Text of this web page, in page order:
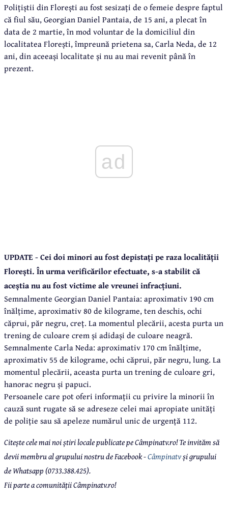
Polițiștii din Florești au fost sesizați de o femeie despre faptul
că fiul său, Georgian Daniel Pantaia, de 15 ani, a plecat în
data de 2 martie, în mod voluntar de la domiciliul din
localitatea Florești, împreună prietena sa, Carla Neda, de 12
ani, din aceeași localitate și nu au mai revenit până în
prezent.
ad
UPDATE - Cei doi minori au fost depistați pe raza localității
Florești. În urma verificărilor efectuate, s-a stabilit că
aceștia nu au fost victime ale vreunei infracțiuni.
Semnalmente Georgian Daniel Pantaia: aproximativ 190 cm
înălțime, aproximativ 80 de kilograme, ten deschis, ochi
căprui, păr negru, creț. La momentul plecării, acesta purta un
trening de culoare crem și adidași de culoare neagră.
Semnalmente Carla Neda: aproximativ 170 cm înălțime,
aproximativ 55 de kilograme, ochi căprui, păr negru, lung. La
momentul plecării, aceasta purta un trening de culoare gri,
hanorac negru și papuci.
Persoanele care pot oferi informații cu privire la minorii în
cauză sunt rugate să se adreseze celei mai apropiate unități
de poliție sau să apeleze numărul unic de urgență 112.
Citește cele mai noi știri locale publicate pe Câmpinatv.ro! Te invităm să
devii membru al grupului nostru de Facebook -Câmpinatvși grupului
de Whatsapp (0733.388.425).
Fii parte a comunității Câmpinatv.ro!